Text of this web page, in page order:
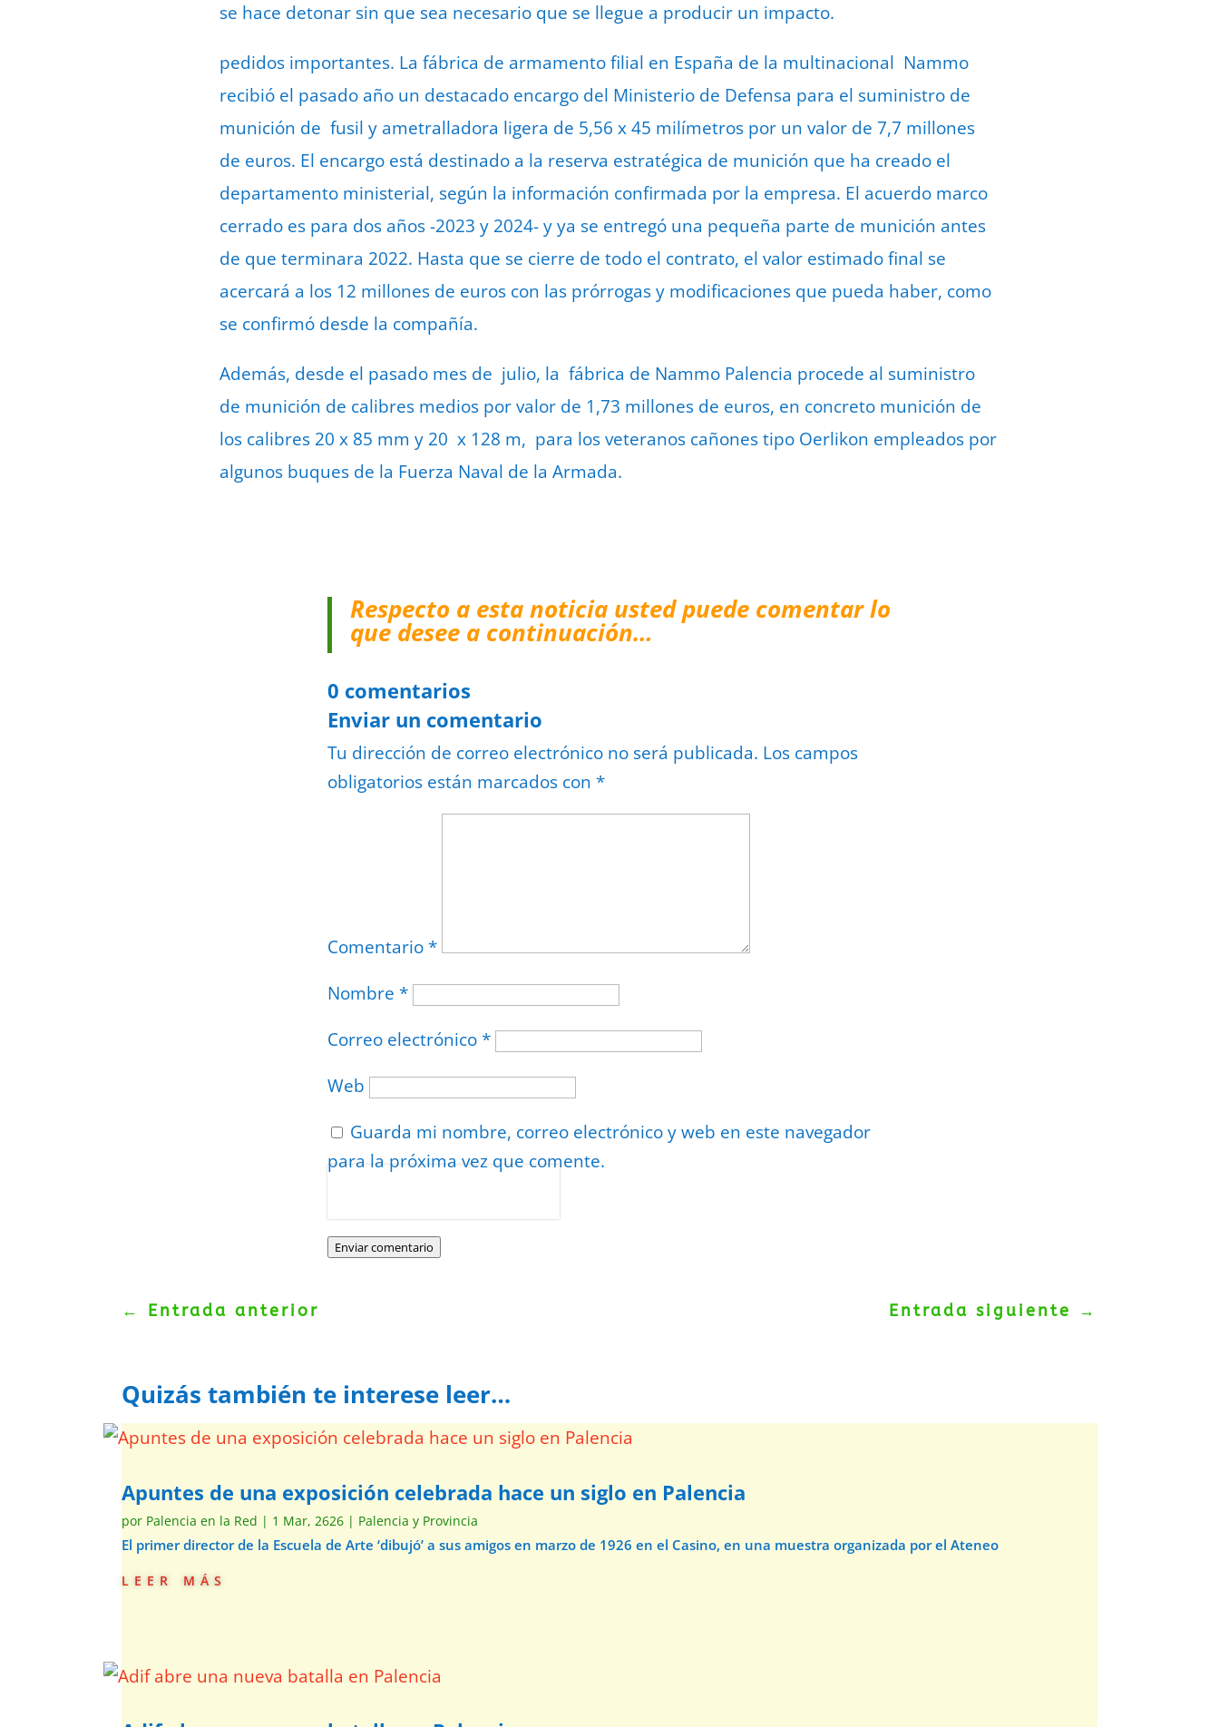
se hace detonar sin que sea necesario que se llegue a producir un impacto.
pedidos importantes. La fábrica de armamento filial en España de la multinacional Nammo
recibió el pasado año un destacado encargo del Ministerio de Defensa para el suministro de
munición de fusil y ametralladora ligera de 5,56 x 45 milímetros por un valor de 7,7 millones
de euros. El encargo está destinado a la reserva estratégica de munición que ha creado el
departamento ministerial, según la información confirmada por la empresa. El acuerdo marco
cerrado es para dos años -2023 y 2024- y ya se entregó una pequeña parte de munición antes
de que terminara 2022. Hasta que se cierre de todo el contrato, el valor estimado final se
acercará a los 12 millones de euros con las prórrogas y modificaciones que pueda haber, como
se confirmó desde la compañía.
Además, desde el pasado mes de julio, la fábrica de Nammo Palencia procede al suministro
de munición de calibres medios por valor de 1,73 millones de euros, en concreto munición de
los calibres 20 x 85 mm y 20 x 128 m, para los veteranos cañones tipo Oerlikon empleados por
algunos buques de la Fuerza Naval de la Armada.
Respecto a esta noticia usted puede comentar lo
que desee a continuación…
0 comentarios
Enviar un comentario
Tu dirección de correo electrónico no será publicada. Los campos
obligatorios están marcados con *
Comentario *
Nombre *
Correo electrónico *
Web
Guarda mi nombre, correo electrónico y web en este navegador
para la próxima vez que comente.
Enviar comentario
← Entrada anterior Entrada siguiente →
Quizás también te interese leer…
Apuntes de una exposición celebrada hace un siglo en Palencia
por Palencia en la Red | 1 Mar, 2626 | Palencia y Provincia
El primer director de la Escuela de Arte ‘dibujó’ a sus amigos en marzo de 1926 en el Casino, en una muestra organizada por el Ateneo
leer más